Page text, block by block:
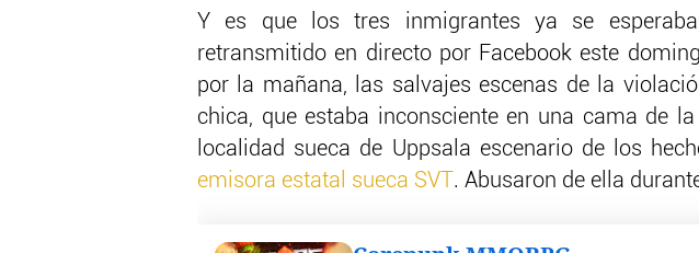
Y es que los tres inmigrantes ya se
retransmitido en directo por Facebook este
por la mañana, las salvajes escenas de la
chica, que estaba inconsciente en una cama de
localidad sueca de Uppsala escenario de los
emisora estatal sueca SVT . Abusaron de ella